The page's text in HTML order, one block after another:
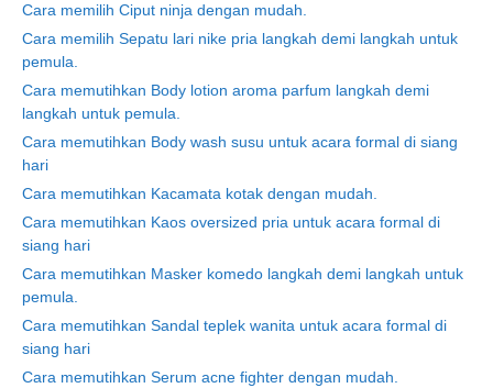
Cara memilih Ciput ninja dengan mudah.
Cara memilih Sepatu lari nike pria langkah demi langkah untuk
pemula.
Cara memutihkan Body lotion aroma parfum langkah demi
langkah untuk pemula.
Cara memutihkan Body wash susu untuk acara formal di siang
hari
Cara memutihkan Kacamata kotak dengan mudah.
Cara memutihkan Kaos oversized pria untuk acara formal di
siang hari
Cara memutihkan Masker komedo langkah demi langkah untuk
pemula.
Cara memutihkan Sandal teplek wanita untuk acara formal di
siang hari
Cara memutihkan Serum acne fighter dengan mudah.